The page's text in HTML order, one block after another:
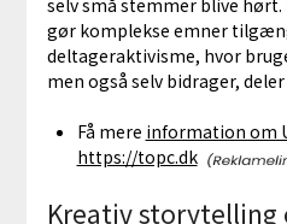
selv små stemmer blive
gør komplekse emner
deltageraktivisme, hvor
men også selv bidrager,
Få mere information om
https://topc.dk
Kreativ storytelling